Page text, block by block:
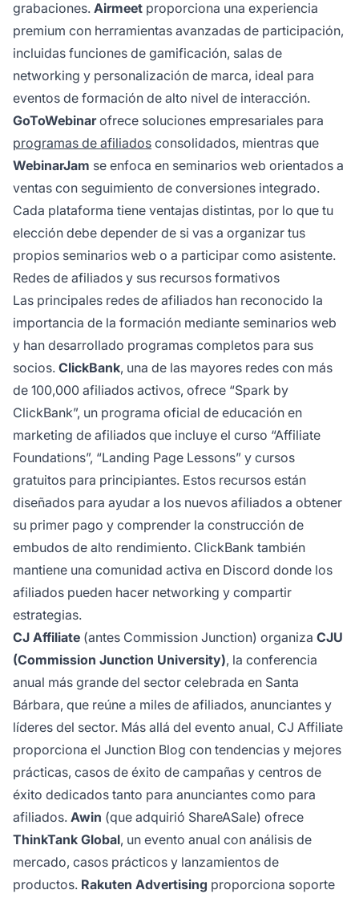
grabaciones. Airmeet proporciona una experiencia
premium con herramientas avanzadas de participación,
incluidas funciones de gamificación, salas de
networking y personalización de marca, ideal para
eventos de formación de alto nivel de interacción.
GoToWebinarofrece soluciones empresariales para
programas de afiliados consolidados, mientras que
WebinarJam se enfoca en seminarios web orientados a
ventas con seguimiento de conversiones integrado.
Cada plataforma tiene ventajas distintas, por lo que tu
elección debe depender de si vas a organizar tus
propios seminarios web o a participar como asistente.
Redes de afiliados y sus recursos formativos
Las principales redes de afiliados han reconocido la
importancia de la formación mediante seminarios web
y han desarrollado programas completos para sus
socios. ClickBank, una de las mayores redes con más
de 100,000 afiliados activos, ofrece “Spark by
ClickBank”, un programa oficial de educación en
marketing de afiliados que incluye el curso “Affiliate
Foundations”, “Landing Page Lessons” y cursos
gratuitos para principiantes. Estos recursos están
diseñados para ayudar a los nuevos afiliados a obtener
su primer pago y comprender la construcción de
embudos de alto rendimiento. ClickBank también
mantiene una comunidad activa en Discord donde los
afiliados pueden hacer networking y compartir
estrategias.
CJ Affiliate (antes Commission Junction) organiza CJU
(Commission Junction University), la conferencia
anual más grande del sector celebrada en Santa
Bárbara, que reúne a miles de afiliados, anunciantes y
líderes del sector. Más allá del evento anual, CJ Affiliate
proporciona el Junction Blog con tendencias y mejores
prácticas, casos de éxito de campañas y centros de
éxito dedicados tanto para anunciantes como para
afiliados. Awin (que adquirió ShareASale) ofrece
ThinkTank Global, un evento anual con análisis de
mercado, casos prácticos y lanzamientos de
productos. Rakuten Advertising proporciona soporte